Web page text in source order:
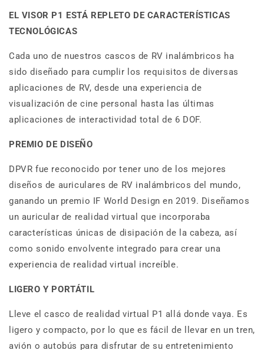
EL VISOR P1 ESTÁ REPLETO DE CARACTERÍSTICAS
TECNOLÓGICAS
Cada uno de nuestros cascos de RV inalámbricos ha
sido diseñado para cumplir los requisitos de diversas
aplicaciones de RV, desde una experiencia de
visualización de cine personal hasta las últimas
aplicaciones de interactividad total de 6 DOF.
PREMIO DE DISEÑO
DPVR fue reconocido por tener uno de los mejores
diseños de auriculares de RV inalámbricos del mundo,
ganando un premio IF World Design en 2019. Diseñamos
un auricular de realidad virtual que incorporaba
características únicas de disipación de la cabeza, así
como sonido envolvente integrado para crear una
experiencia de realidad virtual increíble.
LIGERO Y PORTÁTIL
Lleve el casco de realidad virtual P1 allá donde vaya. Es
ligero y compacto, por lo que es fácil de llevar en un tren,
avión o autobús para disfrutar de su entretenimiento